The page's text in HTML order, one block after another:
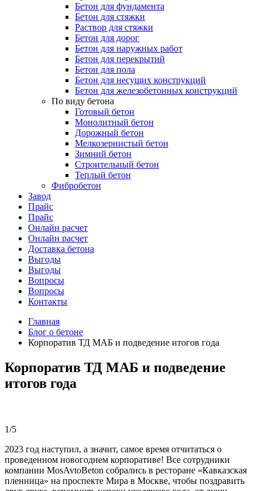
Бетон для фундамента
Бетон для стяжки
Раствор для стяжки
Бетон для дорог
Бетон для наружных работ
Бетон для перекрытий
Бетон для пола
Бетон для несущих конструкций
Бетон для железобетонных конструкций
По виду бетона
Готовый бетон
Монолитный бетон
Дорожный бетон
Мелкозернистый бетон
Зимний бетон
Строительный бетон
Теплый бетон
Фибробетон
Завод
Прайс
Прайс
Онлайн расчет
Онлайн расчет
Доставка бетона
Выгоды
Выгоды
Вопросы
Вопросы
Контакты
Главная
Блог о бетоне
Корпоратив ТД МАБ и подведение итогов года
Корпоратив ТД МАБ и подведение
итогов года
1/5
2023 год наступил, а значит, самое время отчитаться о
проведенном новогоднем корпоративе! Все сотрудники
компании MosAvtoBeton собрались в ресторане «Кавказская
пленница» на проспекте Мира в Москве, чтобы поздравить